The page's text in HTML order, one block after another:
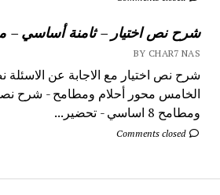
شرح نص اختيار – ثامنة أساسي –
BY CHAR7 NAS
الخامس محور أحلام ومطامح - شرح
ومطامح 8 اساسي - تحضير...
Comments closed